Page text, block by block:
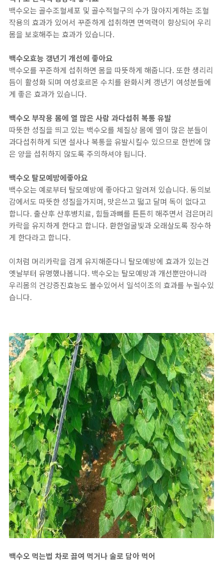
백수오는 골수조혈세포 및 골수적혈구의 수가 많아지게하는 조혈
작용의 효과가 있어서 꾸준하게 섭취하면 면역력이 향상되어 우리
몸을 보호해주는 효과가 있습니다.
백수오효능 갱년기 개선에 좋아요
백수오를 꾸준하게 섭취하면 몸을 따뜻하게 해줍니다. 또한 생리리
듬이 활성화 되며 여성호르몬 수치를 완화시켜 갱년기 여성분들에
게 좋은 효과가 있습니다.
백수오 부작용 몸에 열 많은 사람 과다섭취 복통 유발
따뜻한 성질을 띄고 있는 백수오를 체질상 몸에 열이 많은 분들이
과다섭취하게 되면 설사나 복통을 유발시킬수 있으므로 한번에 많
은 양을 섭취하지 않도록 주의하셔야 됩니다.
백수오 탈모예방에좋아요
백수오는 예로부터 탈모예방에 좋아다고 알려져 있습니다. 동의보
감에서도 따뜻한 성질을가지며, 맛은쓰고 떫고 달며 독이 없다고
합니다. 출산후 산후병치료, 힘들과뼈를 튼튼히 해주면서 검은머리
카락을 유지하게 한다고 합니다. 환한얼굴빛과 오래살도록 장수하
게 한다라고 합니다.
이처럼 머리카락을 검게 유지해준다니 탈모예방에 효과가 있는건
옛날부터 유명했나봅니다. 백수오는 탈모예방과 개선뿐만아니라
우리몸의 건강증진효능도 볼수있어서 일석이조의 효과를 누릴수있
습니다.
​백수오 먹는법 차로 끓여 먹거나 술로 담아 먹어